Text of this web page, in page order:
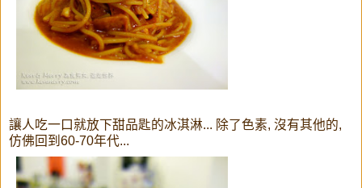
讓人吃一口就放下甜品匙的冰淇淋... 除了色素, 沒有其他的,
仿佛回到60-70年代...